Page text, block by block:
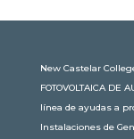
New Castelar
FOTOVOLTAICA DE
línea de ayudas a
Instalaciones de